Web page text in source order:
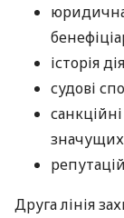
юридична
історія
судові
значущих
Друга лінія